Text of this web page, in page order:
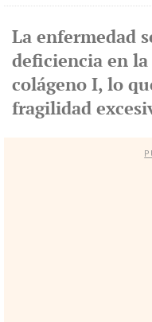
La enfermedad
deficiencia en
colágeno I, lo
fragilidad